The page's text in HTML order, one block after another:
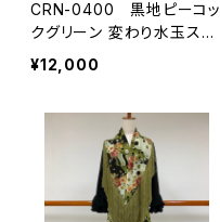
CRN-0400 黒地ピーコッ
クグリーン 変わり水玉スカ
ート
¥12,000